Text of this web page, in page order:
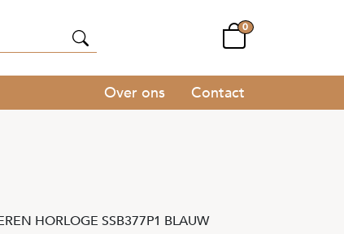
0
Over ons Contact
HORLOGE SSB377P1 BLAUW